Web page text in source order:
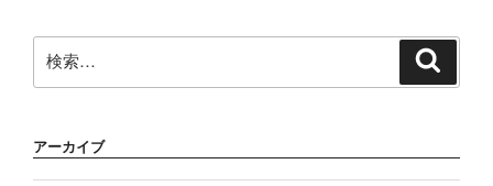
索:
アーカイブ